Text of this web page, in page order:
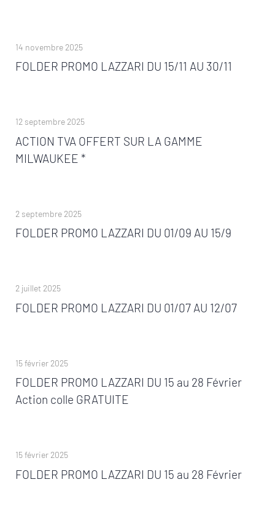
14 novembre 2025
FOLDER PROMO LAZZARI DU 15/11 AU 30/11
12 septembre 2025
ACTION TVA OFFERT SUR LA GAMME
MILWAUKEE *
2 septembre 2025
FOLDER PROMO LAZZARI DU 01/09 AU 15/9
2 juillet 2025
FOLDER PROMO LAZZARI DU 01/07 AU 12/07
15 février 2025
FOLDER PROMO LAZZARI DU 15 au 28 Février
Action colle GRATUITE
15 février 2025
FOLDER PROMO LAZZARI DU 15 au 28 Février